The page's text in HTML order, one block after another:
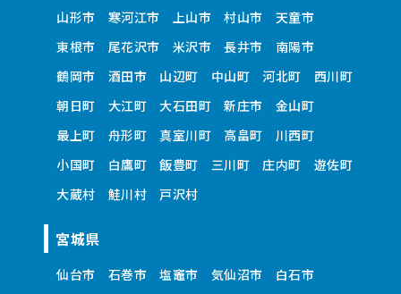
山形市 寒河江市 上山市 村山市
天童市
東根市
尾花沢市 米沢市 長井市
南陽市
鶴岡市
酒田市 山辺町 中山町 河北町
西川町
朝日町
大江町 大石田町 新庄市
金山町
最上町
舟形町 真室川町 高畠町
川西町
小国町
白鷹町 飯豊町 三川町 庄内町
遊佐町
大蔵村
鮭川村 戸沢村
宮城県
仙台市 石巻市 塩竈市 気仙沼市
白石市